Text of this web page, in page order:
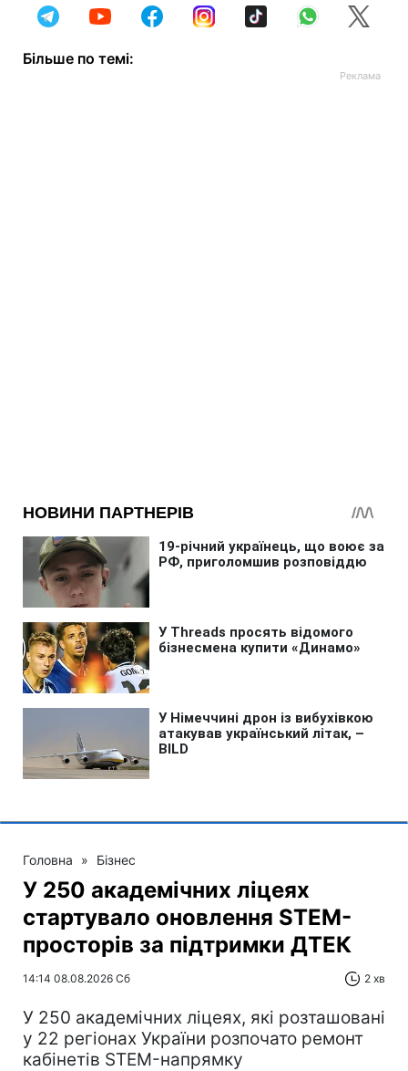
Більше по темі:
Головна » Бізнес
У 250 академічних ліцеях
стартувало оновлення STEM-
просторів за підтримки ДТЕК​‌
14:14 08.08.2026 Сб 2 хв
У 250 академічних ліцеях, які розташовані
у 22 регіонах України розпочато ремонт
кабінетів STEM-напрямку